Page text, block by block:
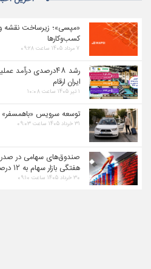
«مپسی»؛ زیرساخت نقشه
کسب‌وکارها
۷ مرداد ۱۴۰۵ ساعت ۰۹:۲۸
رشد ۴۸درصدی
ایران ارقام
۱ تیر ۱۴۰۵ ساعت ۱۰:۰۸
توسعه سرویس
۳۱ خرداد ۱۴۰۵ ساعت ۰۹:۰۳
صندوق‌های سهامی در صدر
هفتگی بازار سهام به ۱۲ درصد رسید
۳۰ خرداد ۱۴۰۵ ساعت ۰۹:۱۰